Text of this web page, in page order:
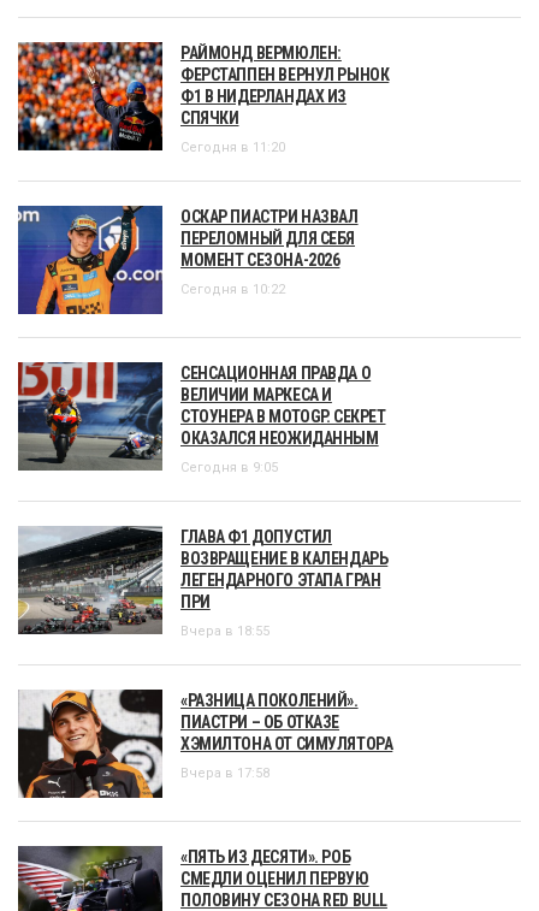
РАЙМОНД ВЕРМЮЛЕН:
ФЕРСТАППЕН ВЕРНУЛ РЫНОК
Ф1 В НИДЕРЛАНДАХ ИЗ
СПЯЧКИ
Сегодня в 11:20
ОСКАР ПИАСТРИ НАЗВАЛ
ПЕРЕЛОМНЫЙ ДЛЯ СЕБЯ
МОМЕНТ СЕЗОНА-2026
Сегодня в 10:22
СЕНСАЦИОННАЯ ПРАВДА О
ВЕЛИЧИИ МАРКЕСА И
СТОУНЕРА В MOTOGP. СЕКРЕТ
ОКАЗАЛСЯ НЕОЖИДАННЫМ
Сегодня в 9:05
ГЛАВА Ф1 ДОПУСТИЛ
ВОЗВРАЩЕНИЕ В КАЛЕНДАРЬ
ЛЕГЕНДАРНОГО ЭТАПА ГРАН
ПРИ
Вчера в 18:55
«РАЗНИЦА ПОКОЛЕНИЙ».
ПИАСТРИ – ОБ ОТКАЗЕ
ХЭМИЛТОНА ОТ СИМУЛЯТОРА
Вчера в 17:58
«ПЯТЬ ИЗ ДЕСЯТИ». РОБ
СМЕДЛИ ОЦЕНИЛ ПЕРВУЮ
ПОЛОВИНУ СЕЗОНА RED BULL